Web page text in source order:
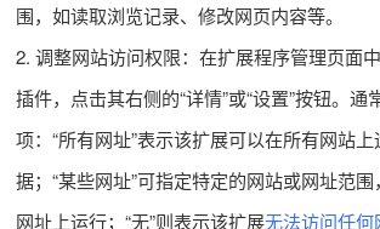
围，如读取浏览记录、修改网页内容等。
2. 调整网站访问权限：在扩展程序管理页面
插件，点击其右侧的“详情”或“设置”按钮。通
项：“所有网址”表示该扩展可以在所有网站
据；“某些网址”可指定特定的网站或网址范
网址上运行；“无”则表示该扩展无法访问任何